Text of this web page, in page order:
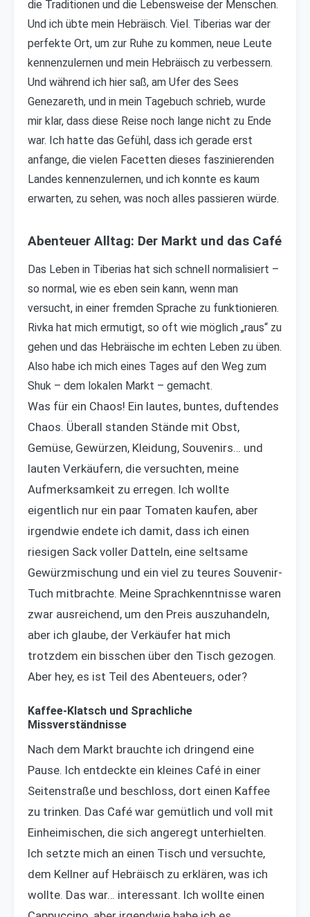
die Traditionen und die Lebensweise der Menschen.
Und ich übte mein Hebräisch. Viel. Tiberias war der
perfekte Ort, um zur Ruhe zu kommen, neue Leute
kennenzulernen und mein Hebräisch zu verbessern.
Und während ich hier saß, am Ufer des Sees
Genezareth, und in mein Tagebuch schrieb, wurde
mir klar, dass diese Reise noch lange nicht zu Ende
war. Ich hatte das Gefühl, dass ich gerade erst
anfange, die vielen Facetten dieses faszinierenden
Landes kennenzulernen, und ich konnte es kaum
erwarten, zu sehen, was noch alles passieren würde.
Abenteuer Alltag: Der Markt und das Café
Das Leben in Tiberias hat sich schnell normalisiert –
so normal, wie es eben sein kann, wenn man
versucht, in einer fremden Sprache zu funktionieren.
Rivka hat mich ermutigt, so oft wie möglich „raus“ zu
gehen und das Hebräische im echten Leben zu üben.
Also habe ich mich eines Tages auf den Weg zum
Shuk – dem lokalen Markt – gemacht.
Was für ein Chaos! Ein lautes, buntes, duftendes
Chaos. Überall standen Stände mit Obst,
Gemüse, Gewürzen, Kleidung, Souvenirs… und
lauten Verkäufern, die versuchten, meine
Aufmerksamkeit zu erregen. Ich wollte
eigentlich nur ein paar Tomaten kaufen, aber
irgendwie endete ich damit, dass ich einen
riesigen Sack voller Datteln, eine seltsame
Gewürzmischung und ein viel zu teures Souvenir-
Tuch mitbrachte. Meine Sprachkenntnisse waren
zwar ausreichend, um den Preis auszuhandeln,
aber ich glaube, der Verkäufer hat mich
trotzdem ein bisschen über den Tisch gezogen.
Aber hey, es ist Teil des Abenteuers, oder?
Kaffee-Klatsch und Sprachliche
Missverständnisse
Nach dem Markt brauchte ich dringend eine
Pause. Ich entdeckte ein kleines Café in einer
Seitenstraße und beschloss, dort einen Kaffee
zu trinken. Das Café war gemütlich und voll mit
Einheimischen, die sich angeregt unterhielten.
Ich setzte mich an einen Tisch und versuchte,
dem Kellner auf Hebräisch zu erklären, was ich
wollte. Das war… interessant. Ich wollte einen